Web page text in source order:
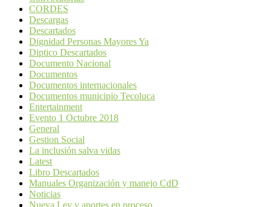
CORDES
Descargas
Descartados
Dignidad Personas Mayores Ya
Diptico Descartados
Documento Nacional
Documentos
Documentos internacionales
Documentos municipio Tecoluca
Entertainment
Evento 1 Octubre 2018
General
Gestion Social
La inclusión salva vidas
Latest
Libro Descartados
Manuales Organización y manejo CdD
Noticias
Nueva Ley y aportes en proceso